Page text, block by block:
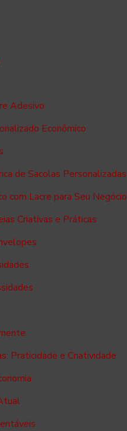
Adesivo
Econômico
de Sacolas Personalizadas
com Lacre para Seu Negócio
Criativas e Práticas
Praticidade e Criatividade